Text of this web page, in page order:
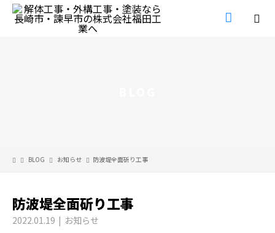
BLOG お知らせ 防波堤全面斫り工事
防波堤全面斫り工事
2022.01.19 お知らせ